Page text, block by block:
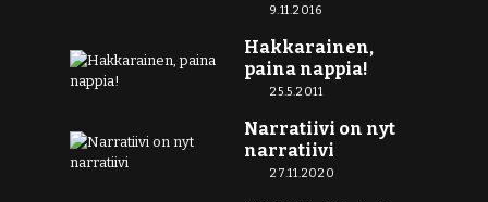
9.11.2016
Hakkarainen,
paina nappia!
25.5.2011
Narratiivi on nyt
narratiivi
27.11.2020